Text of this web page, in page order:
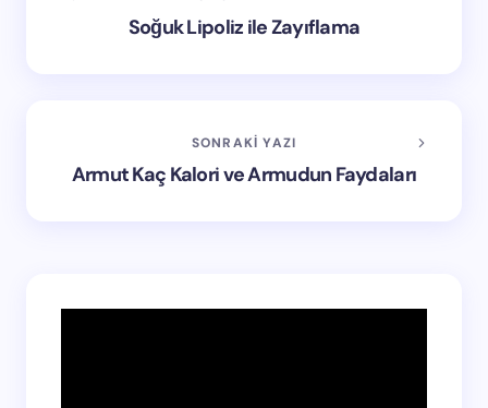
Soğuk Lipoliz ile Zayıflama
SONRAKI YAZI
Armut Kaç Kalori ve Armudun Faydaları